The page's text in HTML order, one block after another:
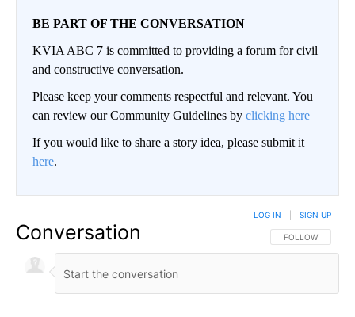
BE PART OF THE CONVERSATION
KVIA ABC 7 is committed to providing a forum for civil
and constructive conversation.
Please keep your comments respectful and relevant. You
can review our Community Guidelines by clicking here
If you would like to share a story idea, please submit it
here.
Conversation FOLLOW THIS
FOLLOW
LOG IN SIGN UP